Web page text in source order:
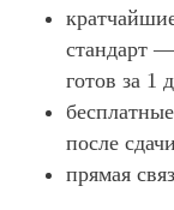
стандарт
готов за 1
после
прямая